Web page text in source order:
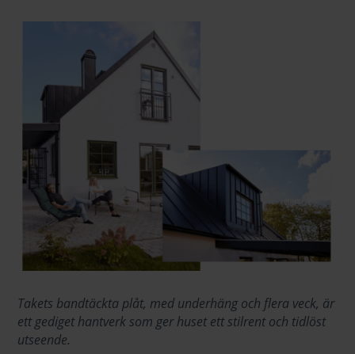
Takets bandtäckta plåt, med underhäng och flera veck, är
ett gediget hantverk som ger huset ett stilrent och tidlöst
utseende.